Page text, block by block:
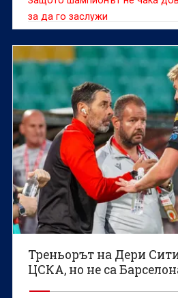
за да го заслужи
Треньорът на Дери
ЦСКА, но не са